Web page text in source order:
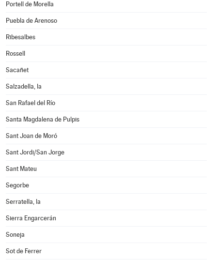
Portell de Morella
Puebla de Arenoso
Ribesalbes
Rossell
Sacañet
Salzadella, la
San Rafael del Río
Santa Magdalena de Pulpis
Sant Joan de Moró
Sant Jordi/San Jorge
Sant Mateu
Segorbe
Serratella, la
Sierra Engarcerán
Soneja
Sot de Ferrer